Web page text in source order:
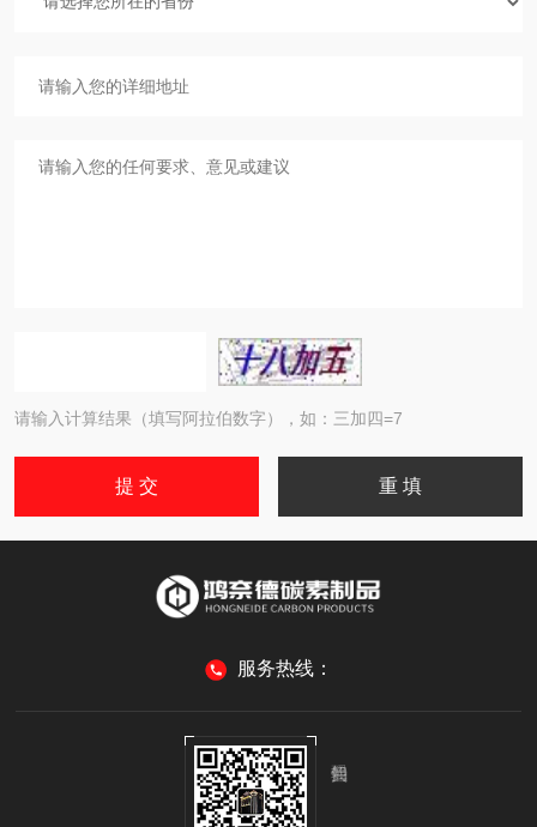
请输入计算结果（填写阿拉伯数字），如：三加四=7
服务热线：